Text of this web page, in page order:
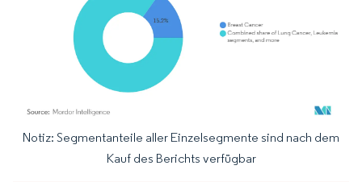
Bild © Mordor Intelligence. Wiederverwendung erfordert Namensnennung
Notiz: Segmentanteile aller Einzelsegmente sind nach dem
Kauf des Berichts verfügbar